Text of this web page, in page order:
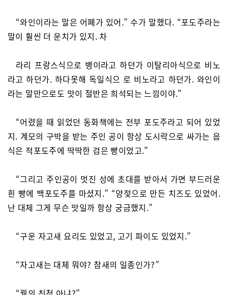
“와인이라는 말은 어폐가 있어.” 수가 말했다. “포도주라는
말이 훨씬 더 운치가 있지. 차
라리 프랑스식으로 뱅이라고 하던가 이탈리아식으로 비노
라고 하던가. 하다못해 독일식으 로 비노라고 하던가. 와인이
라는 말만으로도 맛이 절반은 희석되는 느낌이야.”
“어렸을 때 읽었던 동화책에는 전부 포도주라고 되어 있었
지. 계모의 구박을 받는 주인 공이 항상 도시락으로 싸가는 음
식은 적포도주에 딱딱한 검은 빵이었고.”
“그리고 주인공이 멋진 성에 초대를 받아서 가면 부드러운
흰 빵에 백포도주를 마셨지.” “양젖으로 만든 치즈도 있었어.
난 대체 그게 무슨 맛일까 항상 궁금했지.”
“구운 자고새 요리도 있었고, 고기 파이도 있었지.”
“자고새는 대체 뭐야? 참새의 일종인가?”